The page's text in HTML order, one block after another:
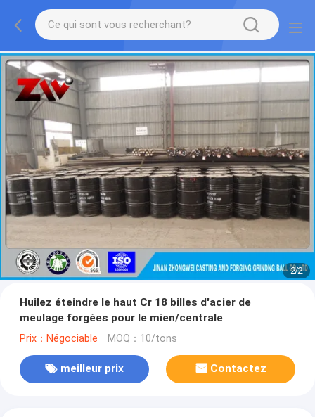
2/2
Huilez éteindre le haut Cr 18 billes d'acier de
meulage forgées pour le mien/centrale
Prix：Négociable MOQ：10/tons
meilleur prix Contactez